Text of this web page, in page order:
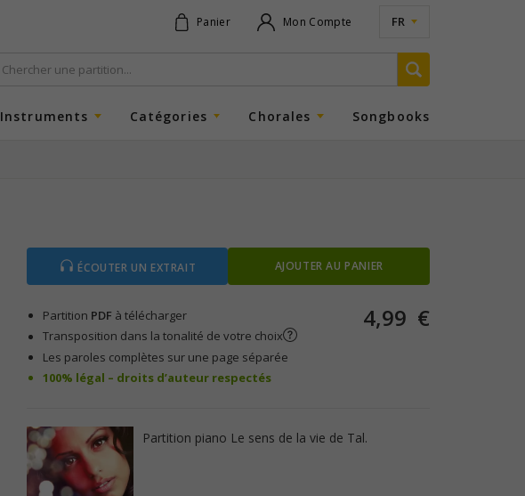
Panier Mon Compte FR
Instruments Catégories Chorales Songbooks
ÉCOUTER UN EXTRAIT AJOUTER AU PANIER
Partition PDF à télécharger
Transposition dans la tonalité de votre choix
Les paroles complètes sur une page séparée
100% légal – droits d’auteur respectés
4,99 €
Partition piano Le sens de la vie de Tal.